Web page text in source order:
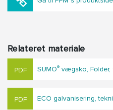
Relateret materiale
SUMO® vægsko, Folder,
ECO galvanisering,